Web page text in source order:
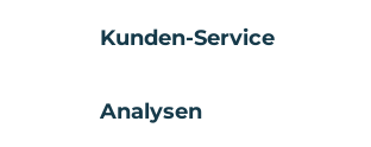
Kunden-Service
Analysen